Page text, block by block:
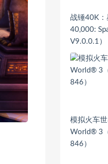
战锤40K：
40,000:
V9.0.0.1）
模拟火车
World® 3
846）